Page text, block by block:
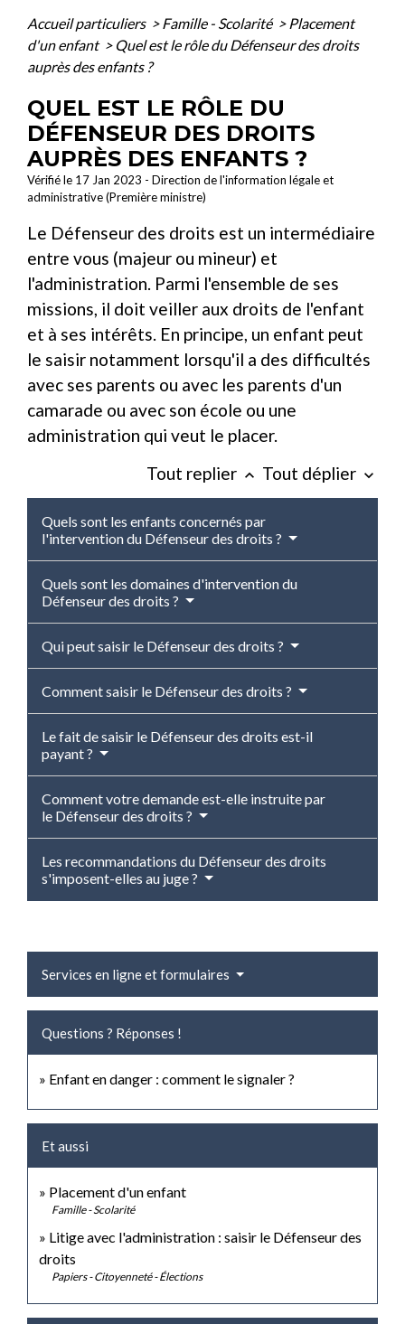
Accueil particuliers > Famille - Scolarité > Placement
d'un enfant > Quel est le rôle du Défenseur des droits
auprès des enfants ?
QUEL EST LE RÔLE DU
DÉFENSEUR DES DROITS
AUPRÈS DES ENFANTS ?
Vérifié le 17 Jan 2023 - Direction de l'information légale et
administrative (Première ministre)
Le Défenseur des droits est un intermédiaire
entre vous (majeur ou mineur) et
l'administration. Parmi l'ensemble de ses
missions, il doit veiller aux droits de l'enfant
et à ses intérêts. En principe, un enfant peut
le saisir notamment lorsqu'il a des difficultés
avec ses parents ou avec les parents d'un
camarade ou avec son école ou une
administration qui veut le placer.
Tout replier keyboard_arrow_up Tout déplier keyboard_arrow_down
Quels sont les enfants concernés par
l'intervention du Défenseur des droits ?
Quels sont les domaines d'intervention du
Défenseur des droits ?
Qui peut saisir le Défenseur des droits ?
Comment saisir le Défenseur des droits ?
Le fait de saisir le Défenseur des droits est-il
payant ?
Comment votre demande est-elle instruite par
le Défenseur des droits ?
Les recommandations du Défenseur des droits
s'imposent-elles au juge ?
Services en ligne et formulaires
Questions ? Réponses !
Enfant en danger : comment le signaler ?
Et aussi
Placement d'un enfant
Famille - Scolarité
Litige avec l'administration : saisir le Défenseur des
droits
Papiers - Citoyenneté - Élections